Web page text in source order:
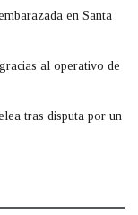
en Santa
al operativo de
tras disputa por un